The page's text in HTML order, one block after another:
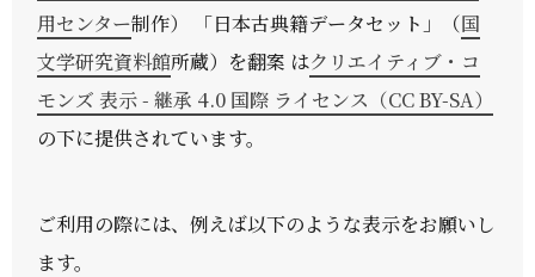
用センター制作） 「日本古典籍データセット」（国
文学研究資料館所蔵）を翻案 はクリエイティブ・コ
モンズ 表示 - 継承 4.0 国際 ライセンス（CC BY-SA）
の下に提供されています。
ご利用の際には、例えば以下のような表示をお願いし
ます。